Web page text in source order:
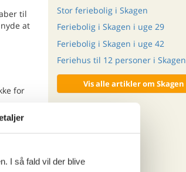
til
at
for
Stor feriebolig i Skagen
Feriebolig i Skagen i uge 29
Feriebolig i Skagen i uge 42
Feriehus til 12 personer i Skagen
Vis alle artikler om Skagen
I så fald vil der blive